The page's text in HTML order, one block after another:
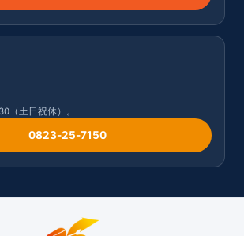
（土日祝休）。
0823-25-7150